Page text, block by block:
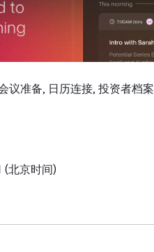
议准备, 日历连接, 投资者档
(北京时间)